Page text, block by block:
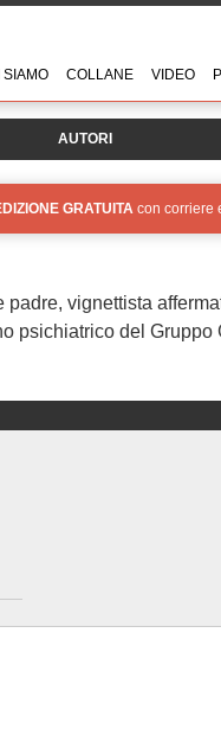
SIAMO COLLANE VIDEO
AUTORI
GRATUITA con corriere
vignettista
psichiatrico del Gruppo